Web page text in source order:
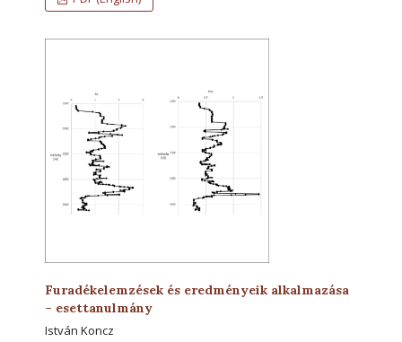
Furadékelemzések és eredményeik alkalmazása
– esettanulmány
István Koncz